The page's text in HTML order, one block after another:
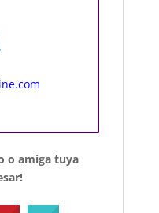
o amiga tuya